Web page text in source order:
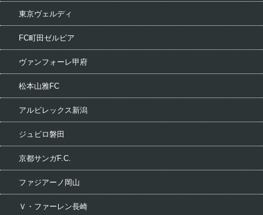
東京ヴェルディ
FC町田ゼルビア
ヴァンフォーレ甲府
松本山雅FC
アルビレックス新潟
ジュビロ磐田
京都サンガF.C.
ファジアーノ岡山
Ｖ・ファーレン長崎